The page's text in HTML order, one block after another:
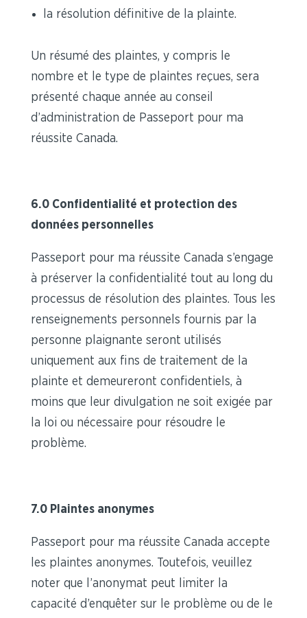
la résolution définitive de la plainte.
Un résumé des plaintes, y compris le
nombre et le type de plaintes reçues, sera
présenté chaque année au conseil
d’administration de Passeport pour ma
réussite Canada.
6.0 Confidentialité et protection des
données personnelles
Passeport pour ma réussite Canada s’engage
à préserver la confidentialité tout au long du
processus de résolution des plaintes. Tous les
renseignements personnels fournis par la
personne plaignante seront utilisés
uniquement aux fins de traitement de la
plainte et demeureront confidentiels, à
moins que leur divulgation ne soit exigée par
la loi ou nécessaire pour résoudre le
problème.
7.0 Plaintes anonymes
Passeport pour ma réussite Canada accepte
les plaintes anonymes. Toutefois, veuillez
noter que l’anonymat peut limiter la
capacité d’enquêter sur le problème ou de le